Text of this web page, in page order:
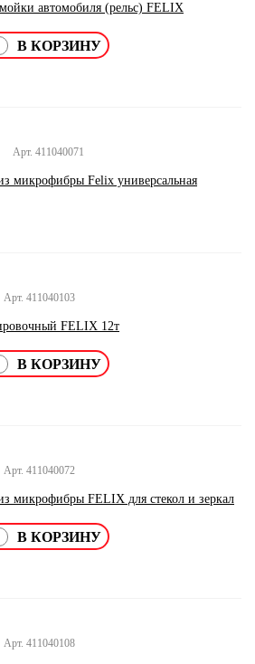
автомобиля (рельс) FELIX
Арт. 411040071
микрофибры Felix универсальная
Арт. 411040103
FELIX 12т
Арт. 411040072
микрофибры FELIX для стекол и зеркал
Арт. 411040108